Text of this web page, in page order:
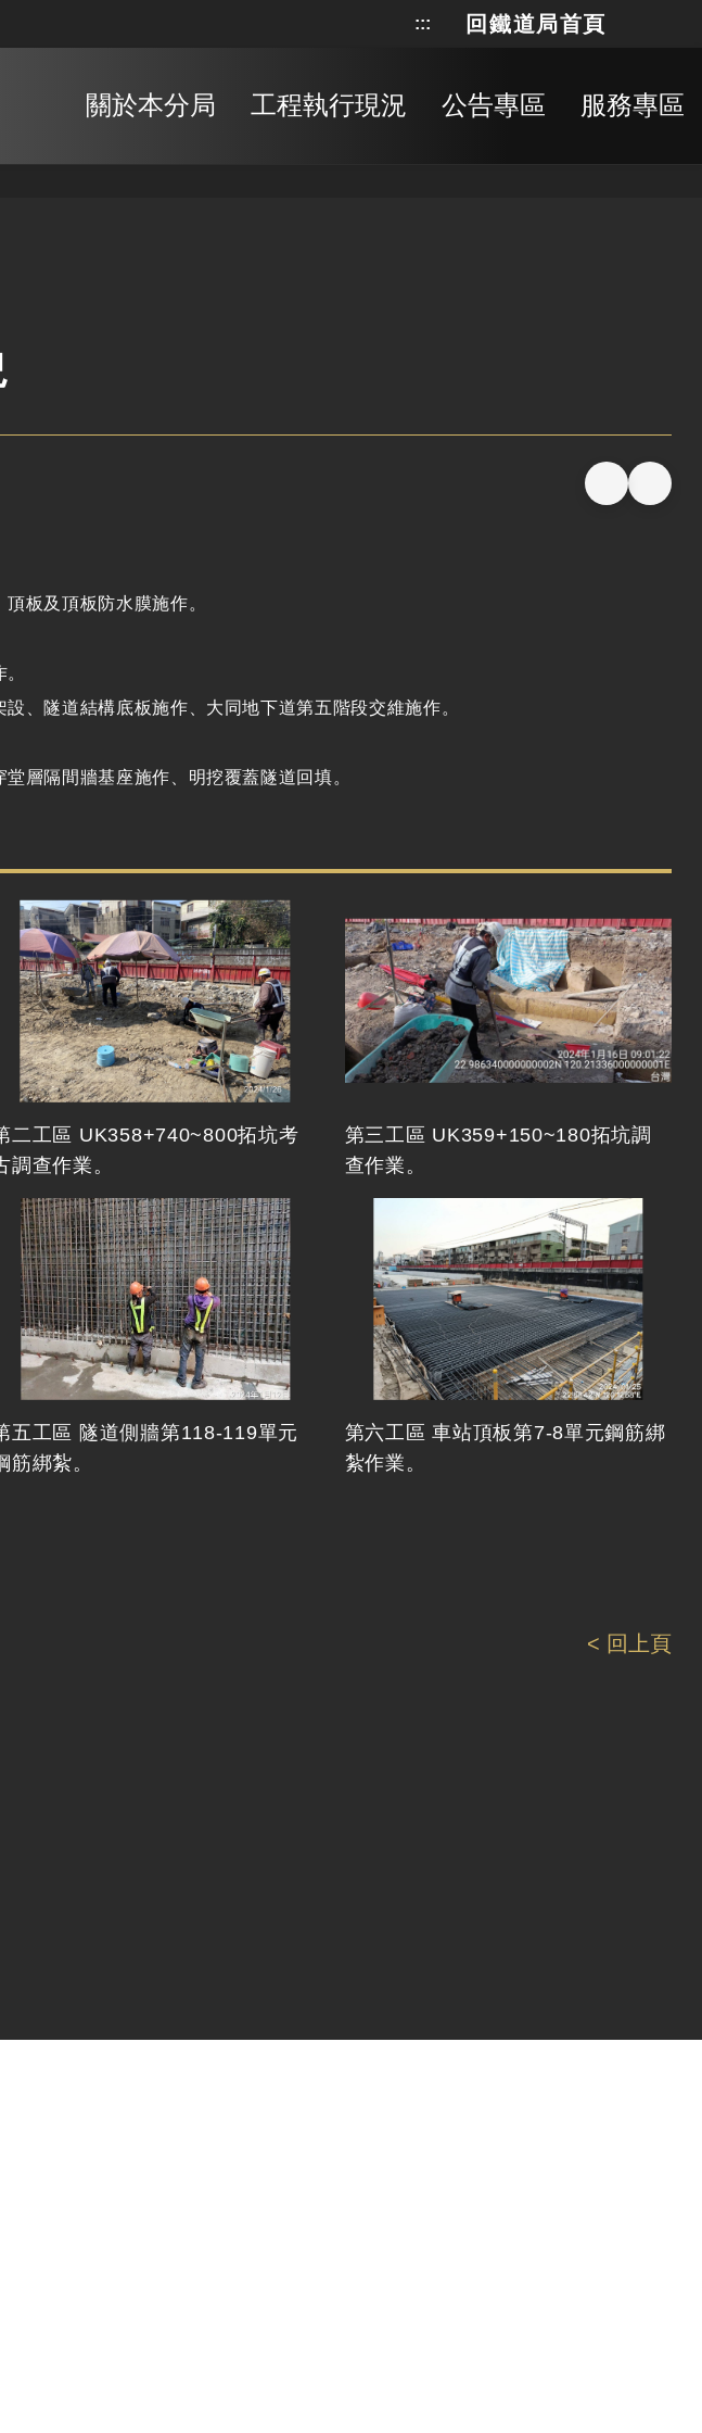
::: 回鐵道局首頁
關於本分局 工程執行現況 公告專區 服務專區
板及頂板防水膜施作。
、隧道結構底板施作、大同地下道第五階段交維施作。
層隔間牆基座施作、明挖覆蓋隧道回填。
二工區 UK358+740~800拓坑考
調查作業。
第三工區 UK359+150~180拓坑調
查作業。
五工區 隧道側牆第118-119單元
筋綁紮。
第六工區 車站頂板第7-8單元鋼筋綁
紮作業。
< 回上頁